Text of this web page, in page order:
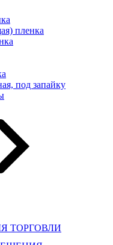
пленка
под запайку
ТОРГОВЛИ